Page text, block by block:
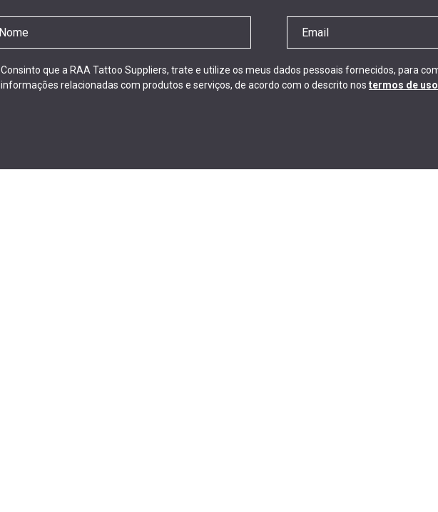
Consinto que a RAA Tattoo Suppliers, trate e utilize os meus dados pessoais fornecidos, para
informações relacionadas com produtos e serviços, de acordo com o descrito nos termos de